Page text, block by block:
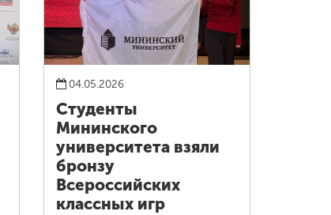
04.05.2026
Студенты
Мининского
университета взяли
бронзу
Всероссийских
классных игр